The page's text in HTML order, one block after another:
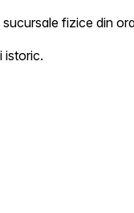
fizice din
istoric.